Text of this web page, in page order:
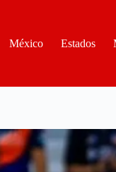
México
Estados